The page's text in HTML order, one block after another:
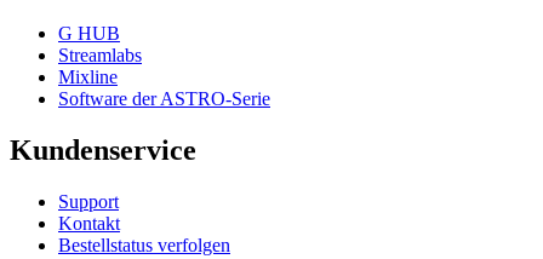
G HUB
Streamlabs
Mixline
Software der ASTRO-Serie
Kundenservice
Support
Kontakt
Bestellstatus verfolgen